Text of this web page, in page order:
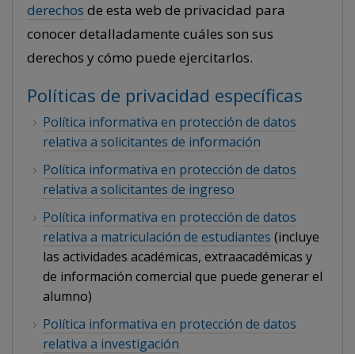
derechos de esta web de privacidad para
conocer detalladamente cuáles son sus
derechos y cómo puede ejercitarlos.
Políticas de privacidad específicas
Política informativa en protección de datos
relativa a solicitantes de información
Política informativa en protección de datos
relativa a solicitantes de ingreso
Política informativa en protección de datos
relativa a matriculación de estudiantes (incluye
las actividades académicas, extraacadémicas y
de información comercial que puede generar el
alumno)
Política informativa en protección de datos
relativa a investigación